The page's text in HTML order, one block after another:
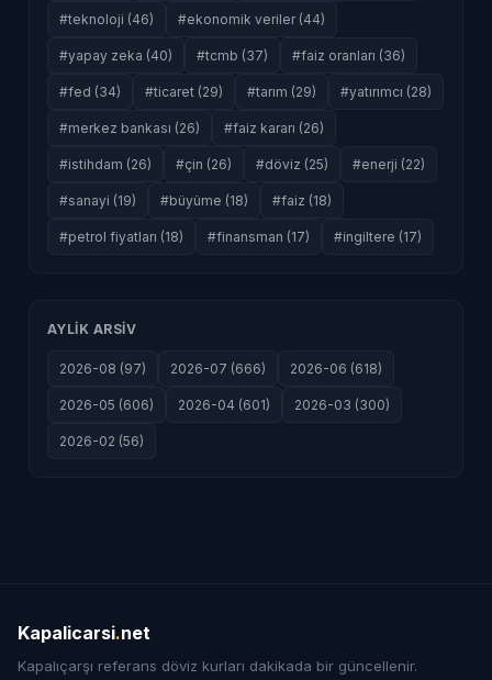
#teknoloji (46) #ekonomik veriler (44)
#yapay zeka (40) #tcmb (37) #faiz oranları (36)
#fed (34) #ticaret (29) #tarım (29) #yatırımcı (28)
#merkez bankası (26) #faiz kararı (26)
#istihdam (26) #çin (26) #döviz (25) #enerji (22)
#sanayi (19) #büyüme (18) #faiz (18)
#petrol fiyatları (18) #finansman (17) #i̇ngiltere (17)
AYLIK ARSIV
2026-08 (97) 2026-07 (666) 2026-06 (618)
2026-05 (606) 2026-04 (601) 2026-03 (300)
2026-02 (56)
Kapalicarsi.net
Kapalıçarşı referans döviz kurları dakikada bir güncellenir.